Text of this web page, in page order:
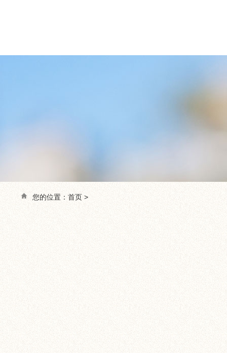
您的位置： 首页 >